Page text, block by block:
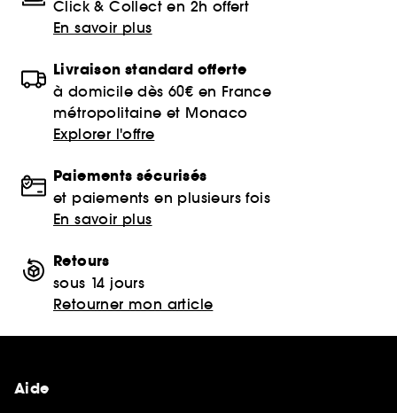
Click & Collect en 2h offert
En savoir plus
Livraison standard offerte
à domicile dès 60€ en France
métropolitaine et Monaco
Explorer l'offre
Paiements sécurisés
et paiements en plusieurs fois
En savoir plus
Retours
sous 14 jours
Retourner mon article
Aide